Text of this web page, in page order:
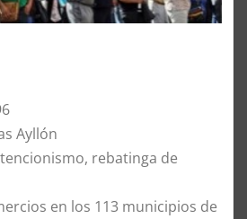
Ayllón
rebatinga de
en los 113 municipios de